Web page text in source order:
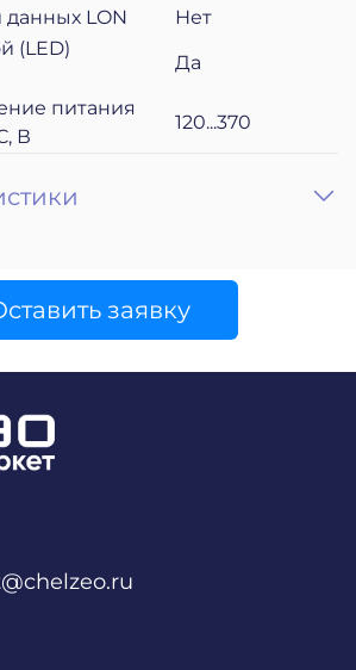
LON
Нет
(LED)
Да
питания
В
120...370
заявку